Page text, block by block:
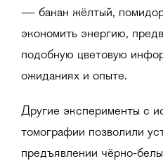
— банан жёлтый,
экономить энергию,
подобную цветовую
ожиданиях и опыте.
Другие эксперименты с
томографии позволили
предъявлении чёрно-